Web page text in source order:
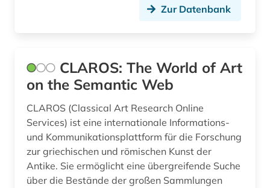
quelle (3)
römerzeit (1)
römisches reich (3)
spanien (1)
Zur Datenbank
CLAROS: The World of Art
on the Semantic Web
CLAROS (Classical Art Research Online
Services) ist eine internationale Informations-
und Kommunikationsplattform für die Forschung
zur griechischen und römischen Kunst der
Antike. Sie ermöglicht eine übergreifende Suche
über die Bestände der großen Sammlungen